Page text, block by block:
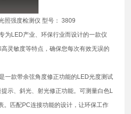
照强度检测仪 型号： 3809
为LED产业、环保行业而设计的一款仪
灵敏度等特点，确保您每次有效无误的
一款带余弦角度修正功能的LED光度测试
示、斜光、射光修正功能。可测量白色L
。匹配PC连接功能的设计，让环保工作